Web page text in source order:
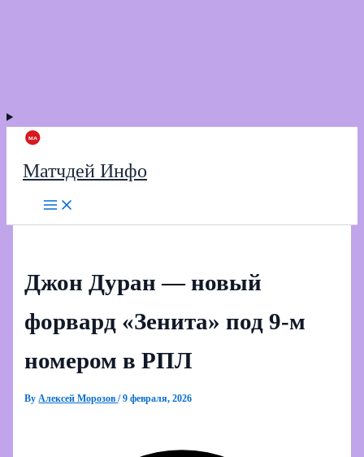
Матчдей Инфо
Джон Дуран — новый
форвард «Зенита» под 9‑м
номером в РПЛ
ByАлексей Морозов/9 февраля, 2026